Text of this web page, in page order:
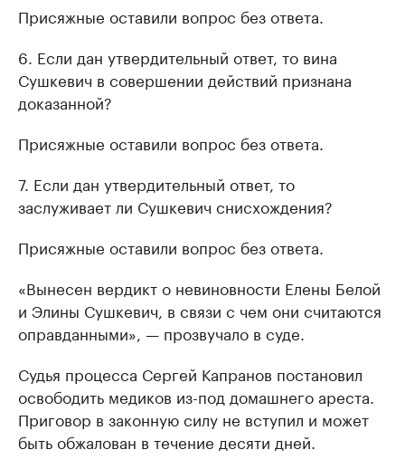
Присяжные оставили вопрос без ответа.
6. Если дан утвердительный ответ, то вина
Сушкевич в совершении действий признана
доказанной?
Присяжные оставили вопрос без ответа.
7. Если дан утвердительный ответ, то
заслуживает ли Сушкевич снисхождения?
Присяжные оставили вопрос без ответа.
«Вынесен вердикт о невиновности Елены Белой
и Элины Сушкевич, в связи с чем они считаются
оправданными», — прозвучало в суде.
Судья процесса Сергей Капранов постановил
освободить медиков из-под домашнего ареста.
Приговор в законную силу не вступил и может
быть обжалован в течение десяти дней.